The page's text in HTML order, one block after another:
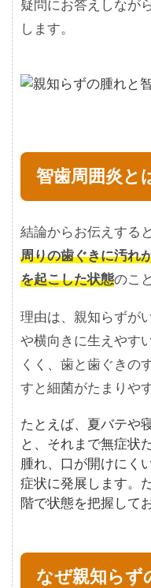
疑問にお答えしなが
します。
智歯周囲炎と
結論からお伝えする
周りの歯ぐきに汚れ
を起こした状態のこ
理由は、親知らずが
や横向きに生えやす
くく、歯と歯ぐきの
すと細菌がたまりや
たとえば、夏バテや
と、それまで無症状
腫れ、口が開けにく
症状に発展します。
階で状態を把握して
なぜ親知らず